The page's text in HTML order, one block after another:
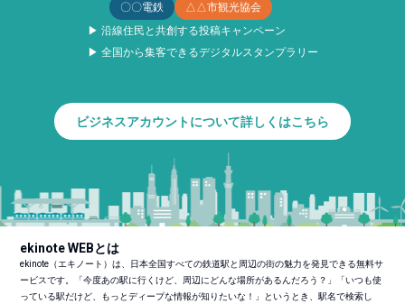
〇〇電鉄
△△市観光協会
▶ 沿線住民と共創する投稿キャンペーン
▶ 全国から集客できるデジタルスタンプラリー
ビジネスアカウントについて詳しくはこちら
ekinote WEBとは
ekinote（エキノート）は、日本全国すべての鉄道駅と周辺の街の魅力を発見できる無料サ
ービスです。「今度あの駅に行くけど、周辺にどんな場所があるんだろう？」「いつも使
っている駅だけど、もっとディープな情報が知りたいな！」というとき、駅名で検索し